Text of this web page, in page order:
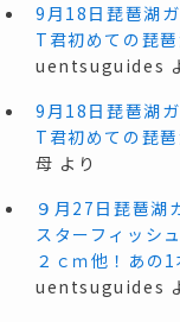
9月18日琵琶湖
T君初めての琵
uentsuguides
9月18日琵琶湖
T君初めての琵
母 より
９月27日琵琶湖
スターフィッシ
２ｃｍ他！あの
uentsuguides